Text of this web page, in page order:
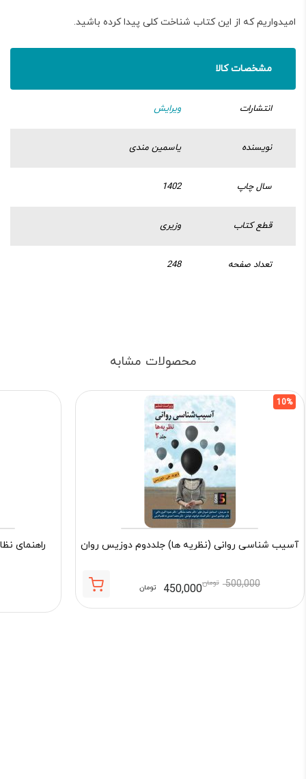
امیدواریم که از این کتاب شناخت کلی پیدا کرده باشید.
مشخصات کالا
انتشارات ویرایش
نویسنده یاسمین مندی
سال چاپ 1402
قطع کتاب وزیری
تعداد صفحه 248
محصولات مشابه
10%
آسیب شناسی روانی (نظریه ها) جلددوم دوزیس روان
500,000 تومان450,000 تومان
راهنمای